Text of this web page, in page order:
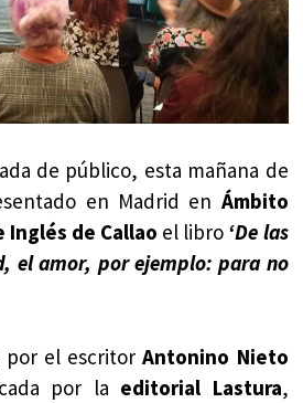
de público, esta mañana de
en Madrid en Ámbito
Inglés de Callao el libro ‘De las
el amor, por ejemplo: para no
por el escritorAntonino Nieto
por la editorial Lastura,